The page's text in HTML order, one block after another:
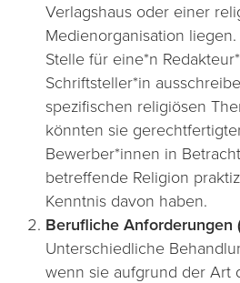
Verlagshaus oder einer
Medienorganisation
Stelle für eine*n
Schriftsteller*in
spezifischen religiösen
könnten sie
Bewerber*innen in
betreffende Religion
Kenntnis davon haben.
Berufliche Anforderungen
Unterschiedliche
wenn sie aufgrund der Art